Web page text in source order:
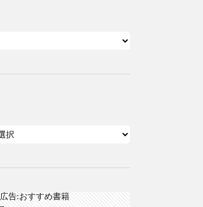
広告:おすすめ書籍